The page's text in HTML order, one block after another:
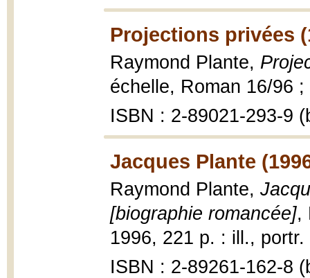
Projections privées
Raymond Plante,
échelle, Roman 16/96
ISBN : 2-89021-293-9
Jacques Plante
Raymond Plante,
[biographie romancée],
1996, 221 p. : ill.,
ISBN : 2-89261-162-8